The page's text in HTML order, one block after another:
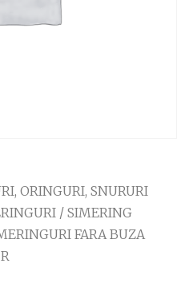
ORINGURI, SNURURI
/ SIMERING
FARA BUZA